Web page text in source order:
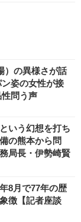
）の異様さが話
姿の女性が接
問う声
いう幻想を打ち
の熊本から問
局長・伊勢崎賢
8月で77年の歴
徴【記者座談